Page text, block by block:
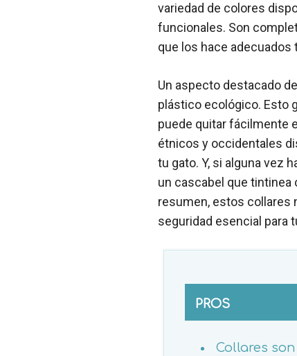
variedad de colores
funcionales. Son
que los hace
Un aspecto destacado
plástico ecológico. Esto
puede quitar fácilmente
étnicos y occidentales
tu gato. Y, si alguna vez
un cascabel que tintinea
resumen, estos collares
seguridad esencial para
PROS
Collares